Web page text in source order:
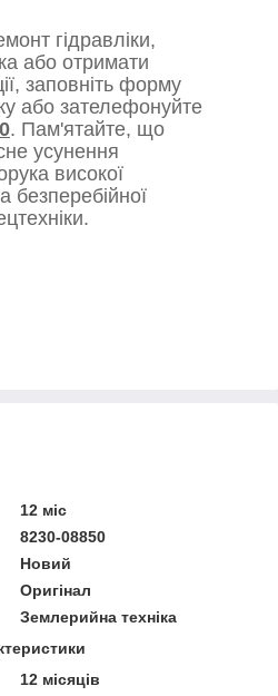
гідравліки,
або отримати
заповніть форму
або зателефонуйте
. Пам'ятайте, що
усунення
високої
безперебійної
12 міс
8230-08850
Новий
Оригінал
Землерийна техніка
12 місяців